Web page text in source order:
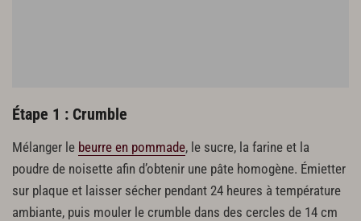
Mousse au caramel
250 g de sucre
42 cl de crème fleurette
165 g de glucose
40 g de beurre
Étape 1 : Crumble
Mélanger le beurre en pommade, le sucre, la farine et la
poudre de noisette afin d’obtenir une pâte homogène. Émietter
sur plaque et laisser sécher pendant 24 heures à température
ambiante, puis mouler le crumble dans des cercles de 14 cm